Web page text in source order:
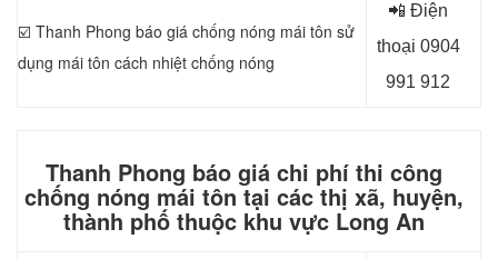
☑️ Thanh Phong báo giá chống nóng mái tôn sử
dụng mái tôn cách nhiệt chống nóng
📲 Điện
thoại 0904
991 912
Thanh Phong báo giá chi phí thi công
chống nóng mái tôn tại các thị xã, huyện,
thành phố thuộc khu vực Long An